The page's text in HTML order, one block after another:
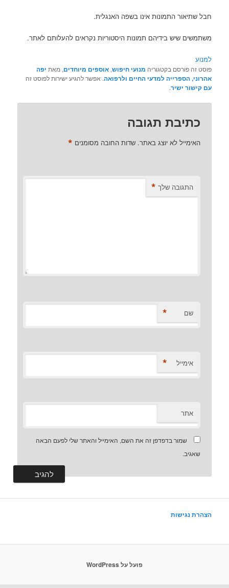
חבל שתיאור התמונות אינו בשפה האנגלית.
משתמשים שיש בידיהם תמונות היסטוריות נקראים להעלותם לאתר.
למנוע
פוסט זה פורסם בקטגוריה מנועי חיפוש,אוספים מיוחדים, מאת יפה
אהרוני, הספרייה למדעי החיים ולרפואה. אפשר להגיע ישירות לפוסט זה
עם קישור ישיר.
כתיבת תגובה
האימייל לא יוצג באתר. שדות החובה מסומנים *
התגובה שלך *
שם *
אימייל *
אתר
שמור בדפדפן זה את השם, האימייל והאתר שלי לפעם הבאה
שאגיב.
הצהרת נגישות
פועל על WordPress